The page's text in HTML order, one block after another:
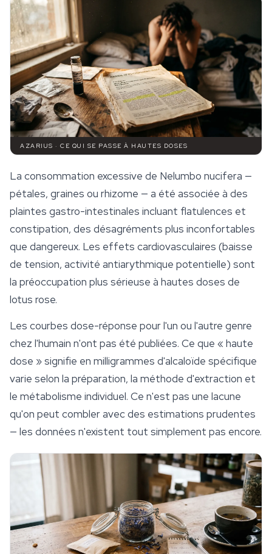
AZARIUS · CE QUI SE PASSE À HAUTES DOSES
La consommation excessive de Nelumbo nucifera —
pétales, graines ou rhizome — a été associée à des
plaintes gastro-intestinales incluant flatulences et
constipation, des désagréments plus inconfortables
que dangereux. Les effets cardiovasculaires (baisse
de tension, activité antiarythmique potentielle) sont
la préoccupation plus sérieuse à hautes doses de
lotus rose.
Les courbes dose-réponse pour l'un ou l'autre genre
chez l'humain n'ont pas été publiées. Ce que « haute
dose » signifie en milligrammes d'alcaloïde spécifique
varie selon la préparation, la méthode d'extraction et
le métabolisme individuel. Ce n'est pas une lacune
qu'on peut combler avec des estimations prudentes
— les données n'existent tout simplement pas encore.